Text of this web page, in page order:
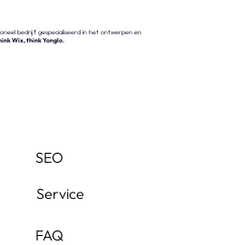
bedrijf gespecialiseerd in het ontwerpen en
Wix, think Yonglo.
SEO
Service
FAQ